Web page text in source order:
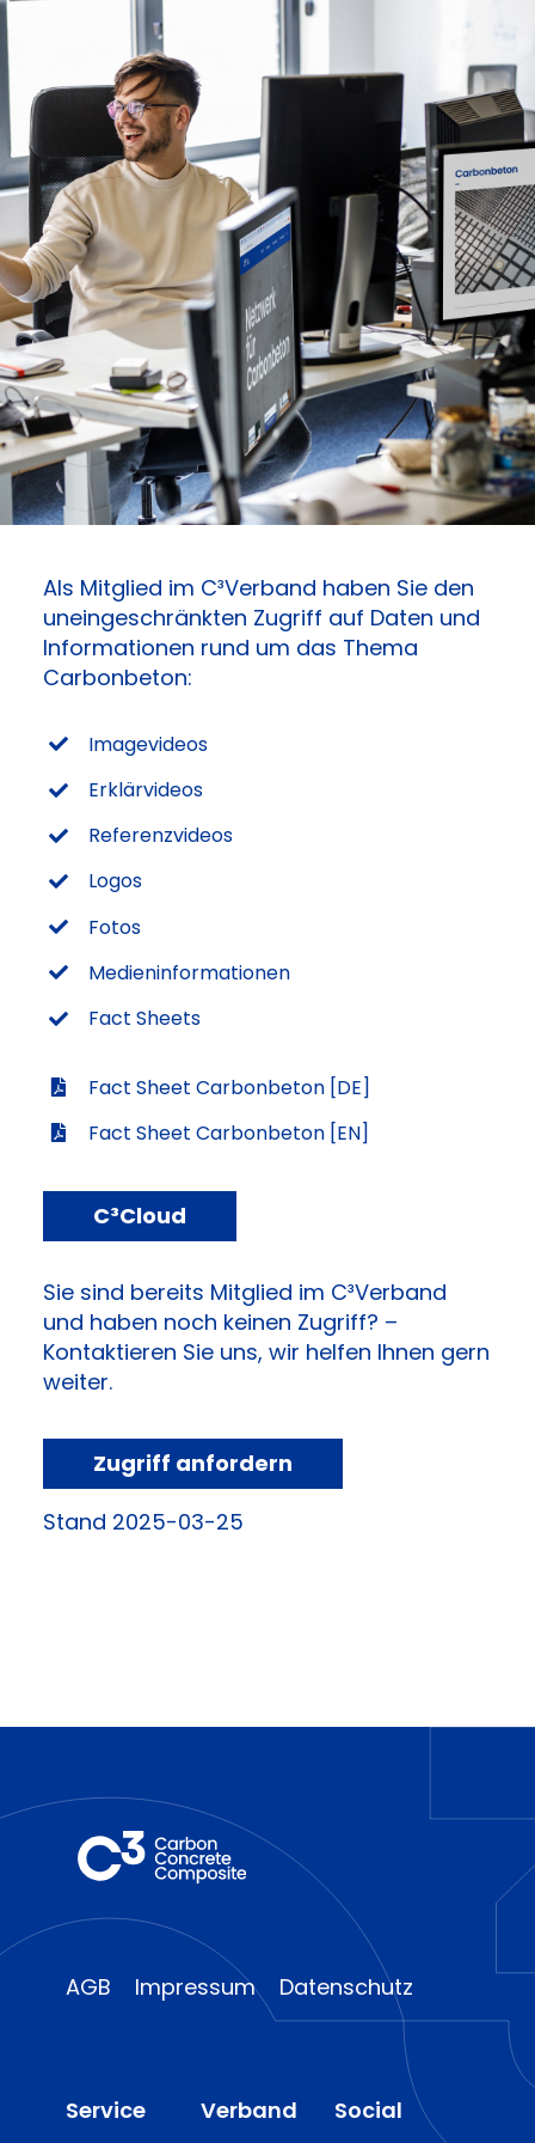
Als Mitglied im C³Verband haben Sie den
uneingeschränkten Zugriff auf Daten und
Informationen rund um das Thema
Carbonbeton:
Imagevideos
Erklärvideos
Referenzvideos
Logos
Fotos
Medieninformationen
Fact Sheets
Fact Sheet Carbonbeton [DE]
Fact Sheet Carbonbeton [EN]
C³Cloud
Sie sind bereits Mitglied im C³Verband
und haben noch keinen Zugriff? –
Kontaktieren Sie uns, wir helfen Ihnen gern
weiter.
Zugriff anfordern
Stand 2025-03-25
AGB Impressum Datenschutz
Service Verband Social